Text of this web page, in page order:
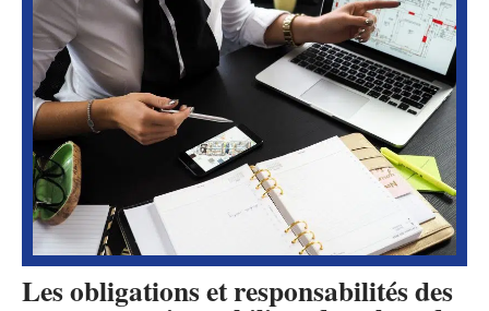
Les obligations et responsabilités des